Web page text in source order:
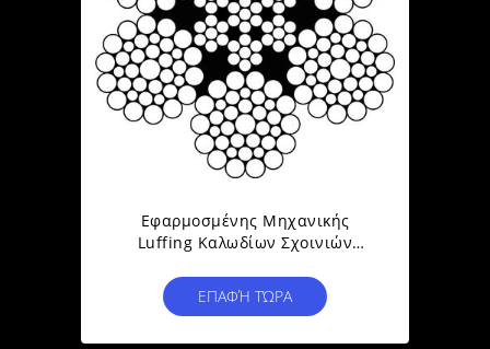
Εφαρμοσμένης Μηχανικής
Luffing Καλωδίων Σχοινιών
Κούρασης Ανοξείδωτου Μακριά
ΕΠΑΦΉ ΤΏΡΑ